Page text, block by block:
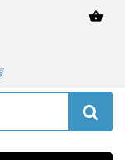
shopping_basket